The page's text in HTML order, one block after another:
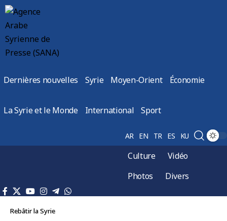
Dernières nouvelles Syrie Moyen-Orient Économie
La Syrie et le Monde International Sport
AR EN TR ES KU
Culture
Vidéo
Photos
Divers
Rebâtir la Syrie